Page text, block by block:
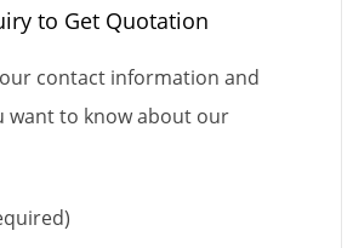
to Get Quotation
contact information and
want to know about our